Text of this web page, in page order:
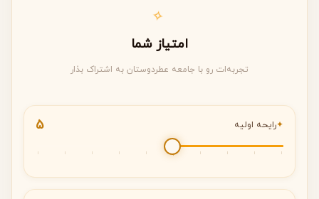
✧
امتیاز شما
تجربه‌ات رو با جامعه عطردوستان به اشتراک بذار
✦رایحه اولیه 5